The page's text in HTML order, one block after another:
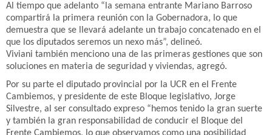
Al tiempo que adelanto “la semana entrante Mariano Barroso
compartirá la primera reunión con la Gobernadora, lo que
demuestra que se llevará adelante un trabajo concatenado en el
que los diputados seremos un nexo más”, delineó.
Viviani también menciono una de las primeras gestiones que son
soluciones en materia de seguridad y viviendas, agregó.
Por su parte el diputado provincial por la UCR en el Frente
Cambiemos, y presidente de este Bloque legislativo, Jorge
Silvestre, al ser consultado expreso “hemos tenido la gran suerte
y también la gran responsabilidad de conducir el Bloque del